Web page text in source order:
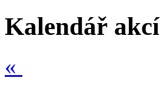
Kalendář akcí
«